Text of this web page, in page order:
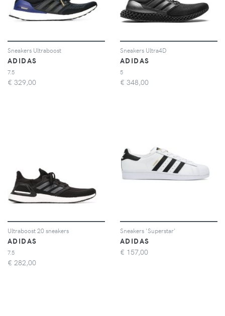
Sneakers Ultraboost
ADIDAS
7.5
€ 329,00
Sneakers Ultra4D
ADIDAS
5
€ 348,00
Ultraboost 20 sneakers
ADIDAS
7.5
€ 282,00
Sneakers 'Superstar'
ADIDAS
€ 157,00